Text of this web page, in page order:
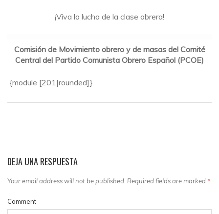
¡Viva la lucha de la clase obrera!
Comisión de Movimiento obrero y de masas del Comité
Central del Partido Comunista Obrero Español (PCOE)
{module [201|rounded]}
DEJA UNA RESPUESTA
Your email address will not be published. Required fields are marked *
Comment